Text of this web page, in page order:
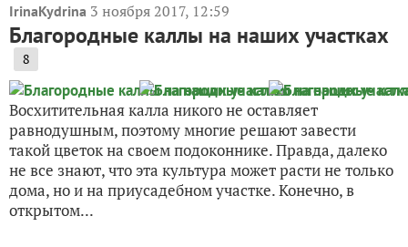
IrinaKydrina 3 ноября 2017, 12:59
Благородные каллы на наших участках
8
Восхитительная калла никого не оставляет
равнодушным, поэтому многие решают завести
такой цветок на своем подоконнике. Правда, далеко
не все знают, что эта культура может расти не только
дома, но и на приусадебном участке. Конечно, в
открытом...